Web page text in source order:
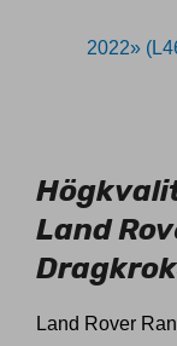
2022»
Land
Land Rover